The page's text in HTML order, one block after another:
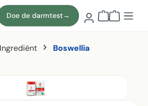
Doe de darmtest→
Boswellia